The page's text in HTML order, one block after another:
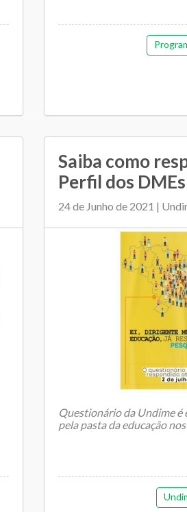
O Ministério da Educação...
Saiba como
Perfil dos DMEs
24 de Junho de 2021 |
Questionário da Undime é
pela pasta da educação
A Undime, União Nacional